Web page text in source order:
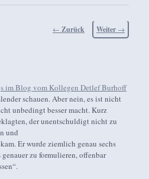
Beitragsnavigation
← Zurück Weiter →
im Blog vom Kollegen Detlef Burhoff
schauen. Aber nein, es ist nicht
unbedingt besser macht. Kurz
der unentschuldigt nicht zu
und
Er wurde ziemlich genau sechs
zu formulieren, offenbar